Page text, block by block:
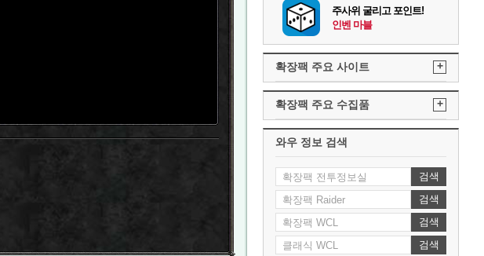
주사위 굴리고 포인트!
인벤 마블
확장팩 주요 사이트 +
확장팩 주요 수집품 +
와우 정보 검색
검색
검색
검색
검색